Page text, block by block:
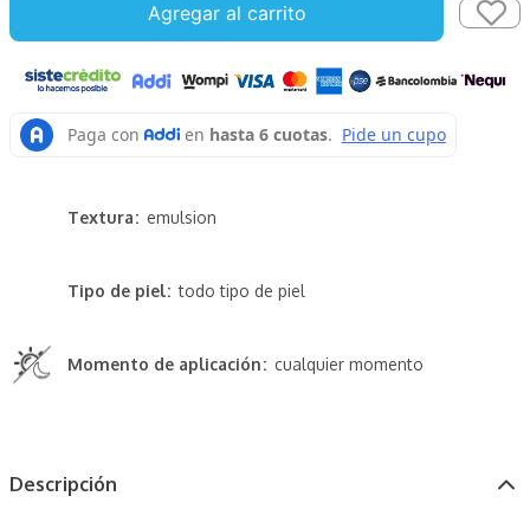
Agregar al carrito
Tipo de piel todo tipo de piel
Textura emulsion
Momento de aplicación cualquier momento
Descripción